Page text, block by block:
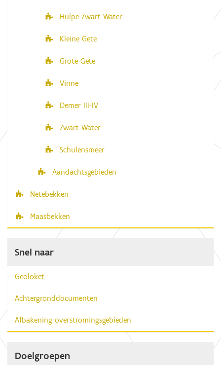
Hulpe-Zwart Water
Kleine Gete
Grote Gete
Vinne
Demer III-IV
Zwart Water
Schulensmeer
Aandachtsgebieden
Netebekken
Maasbekken
Snel naar
Geoloket
Achtergronddocumenten
Afbakening overstromingsgebieden
Doelgroepen